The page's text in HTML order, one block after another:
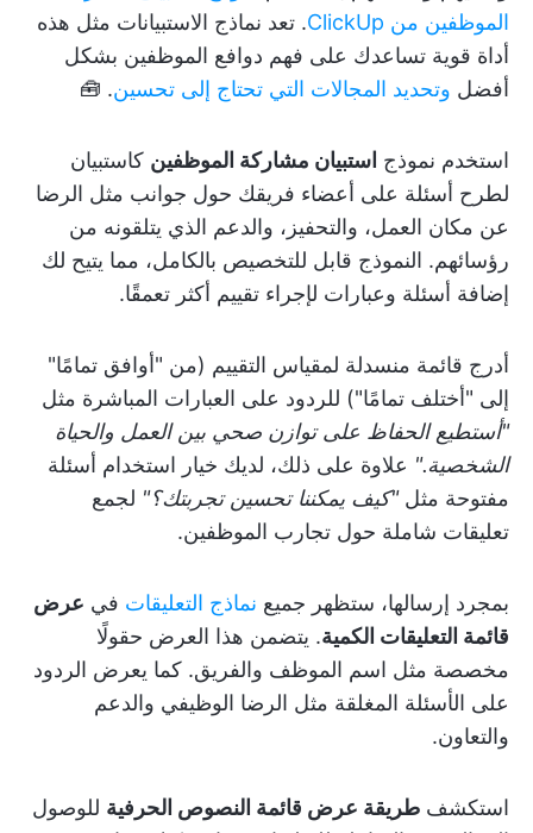
الموظفين من ClickUp
. تعد نماذج الاستبيانات مثل هذه
أداة قوية تساعدك على فهم دوافع الموظفين بشكل
أفضل وتحديد المجالات التي تحتاج إلى تحسين. 🧰
استخدم نموذج استبيان مشاركة الموظفين كاستبيان
لطرح أسئلة على أعضاء فريقك حول جوانب مثل الرضا
عن مكان العمل، والتحفيز، والدعم الذي يتلقونه من
رؤسائهم. النموذج قابل للتخصيص بالكامل، مما يتيح لك
إضافة أسئلة وعبارات لإجراء تقييم أكثر تعمقًا.
أدرج قائمة منسدلة لمقياس التقييم (من "أوافق تمامًا"
إلى "أختلف تمامًا") للردود على العبارات المباشرة مثل
"أستطيع الحفاظ على توازن صحي بين العمل والحياة
الشخصية." علاوة على ذلك، لديك خيار استخدام أسئلة
مفتوحة مثل"كيف يمكننا تحسين تجربتك؟" لجمع
تعليقات شاملة حول تجارب الموظفين.
بمجرد إرسالها، ستظهر جميع نماذج التعليقات في عرض
قائمة التعليقات الكمية. يتضمن هذا العرض حقولًا
مخصصة مثل اسم الموظف والفريق. كما يعرض الردود
على الأسئلة المغلقة مثل الرضا الوظيفي والدعم
والتعاون.
استكشف طريقة عرض قائمة النصوص الحرفية للوصول